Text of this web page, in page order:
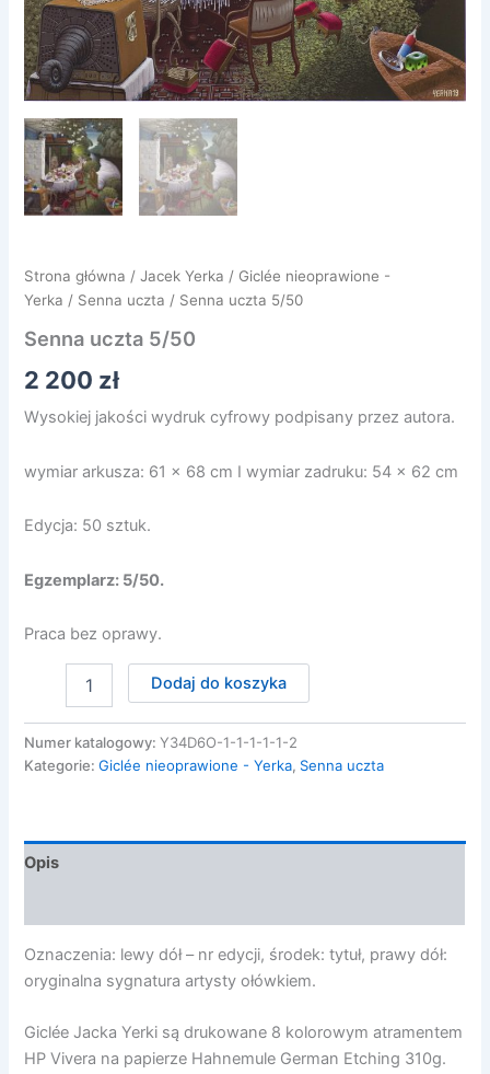
Strona główna /Jacek Yerka / Giclée nieoprawione -
Yerka / Senna uczta / Senna uczta 5/50
Senna uczta 5/50
2 200 zł
Wysokiej jakości wydruk cyfrowy podpisany przez autora.
wymiar arkusza: 61 x 68 cm I wymiar zadruku: 54 x 62 cm
Edycja: 50 sztuk.
Egzemplarz: 5/50.
Praca bez oprawy.
5/50
Dodaj do koszyka
Numer katalogowy:Y34D6O-1-1-1-1-1-2
Kategorie:Giclée nieoprawione - Yerka, Senna uczta
Opis
Oznaczenia: lewy dół – nr edycji, środek: tytuł, prawy dół:
oryginalna sygnatura artysty ołówkiem.
Giclée Jacka Yerki są drukowane 8 kolorowym atramentem
HP Vivera na papierze Hahnemule German Etching 310g.